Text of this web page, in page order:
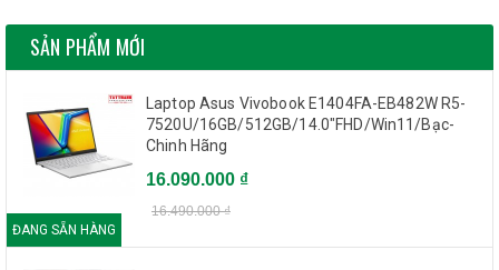
SẢN PHẨM MỚI
ĐANG SẴN HÀNG
Laptop Asus Vivobook E1404FA-EB482W R5-
7520U/16GB/512GB/14.0"FHD/Win11/Bạc-
Chinh Hãng
16.090.000 ₫
16.490.000 ₫